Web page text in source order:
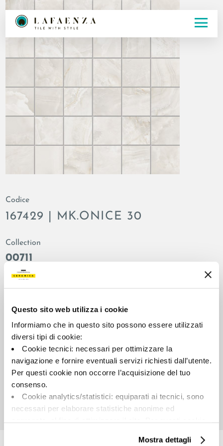
Questo sito web utilizza i cookie
Informiamo che in questo sito possono essere utilizzati
diversi tipi di cookie:
Cookie tecnici: necessari per ottimizzare la
navigazione e fornire eventuali servizi richiesti dall’utente.
Per questi cookie non occorre l’acquisizione del tuo
consenso.
Cookie analytics/statistici: equiparati ai tecnici, sono
necessari per elaborare statistiche anonime ed
Cookie di profilazione/marketing: sono utilizzati, solo
Mostra dettagli
Codice
167429 | MK.ONICE 30
Collection
00711
Colors:
White
Plain
Format:
30.0x30.0
natural
matt
Shade variations:
Unit of measure:
MQ